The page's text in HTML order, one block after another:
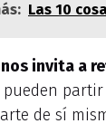
Las 10
invita a
pueden
de sí